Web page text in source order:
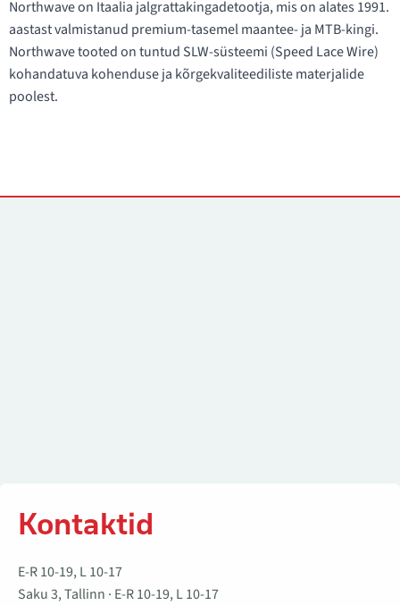
Northwave on Itaalia jalgrattakingadetootja, mis on alates 1991.
aastast valmistanud premium-tasemel maantee- ja MTB-kingi.
Northwave tooted on tuntud SLW-süsteemi (Speed Lace Wire)
kohandatuva kohenduse ja kõrgekvaliteediliste materjalide
poolest.
Kontaktid
E-R 10-19, L 10-17
Saku 3, Tallinn · E-R 10-19, L 10-17